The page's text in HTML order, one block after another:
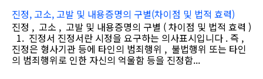
진정, 고소, 고발 및 내용증명의 구별(차이점 및 법적 효력)
진정 , 고소 , 고발 및 내용증명의 구별 ( 차이점 및 법적 효력 )
1. 진정서 진정서란 시정을 요구하는 의사표시입니다 . 즉 ,
진정은 형사기관 등에 타인의 범죄행위 , 불법행위 또는 타인
의 범죄행위로 인한 자신의 억울함 등을 진정함...